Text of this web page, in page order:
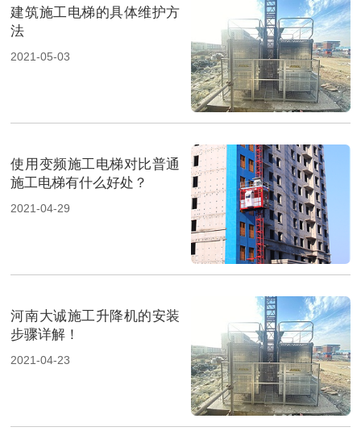
建筑施工电梯的具体维护方
法
2021-05-03
使用变频施工电梯对比普通
施工电梯有什么好处？
2021-04-29
河南大诚施工升降机的安装
步骤详解！
2021-04-23